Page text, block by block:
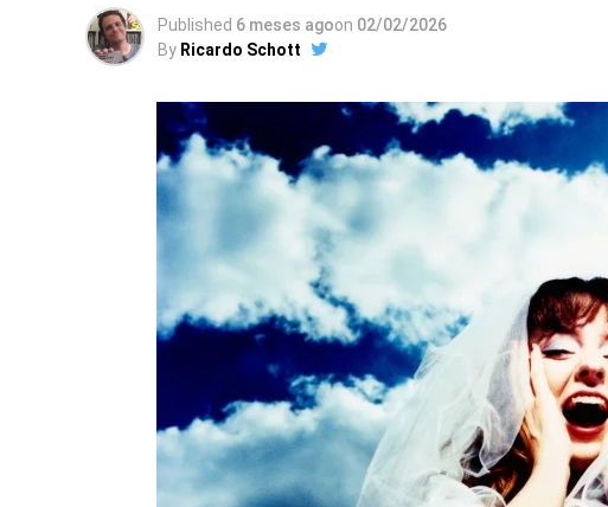
Published 6 meses agoon 02/02/2026
By Ricardo Schott